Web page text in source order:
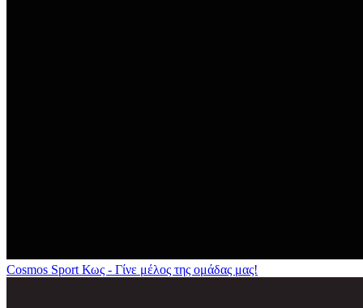
Cosmos Sport Κως - Γίνε μέλος της ομάδας μας!